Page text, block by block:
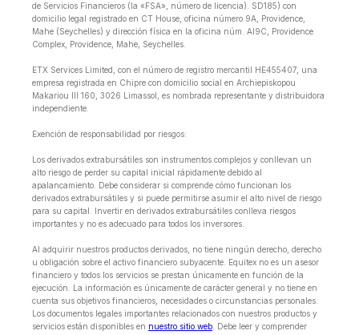
de Servicios Financieros (la «FSA», número de licencia). SD185) con
domicilio legal registrado en CT House, oficina número 9A, Providence,
Mahe (Seychelles) y dirección física en la oficina núm. Al9C, Providence
Complex, Providence, Mahe, Seychelles.
ETX Services Limited, con el número de registro mercantil HE455407, una
empresa registrada en Chipre con domicilio social en Archiepiskopou
Makariou lll 160, 3026 Limassol, es nombrada representante y distribuidora
independiente.
Exención de responsabilidad por riesgos:
Los derivados extrabursátiles son instrumentos complejos y conllevan un
alto riesgo de perder su capital inicial rápidamente debido al
apalancamiento. Debe considerar si comprende cómo funcionan los
derivados extrabursátiles y si puede permitirse asumir el alto nivel de riesgo
para su capital. Invertir en derivados extrabursátiles conlleva riesgos
importantes y no es adecuado para todos los inversores.
Al adquirir nuestros productos derivados, no tiene ningún derecho, derecho
u obligación sobre el activo financiero subyacente. Equitex no es un asesor
financiero y todos los servicios se prestan únicamente en función de la
ejecución. La información es únicamente de carácter general y no tiene en
cuenta sus objetivos financieros, necesidades o circunstancias personales.
Los documentos legales importantes relacionados con nuestros productos y
servicios están disponibles en nuestro sitio web . Debe leer y comprender